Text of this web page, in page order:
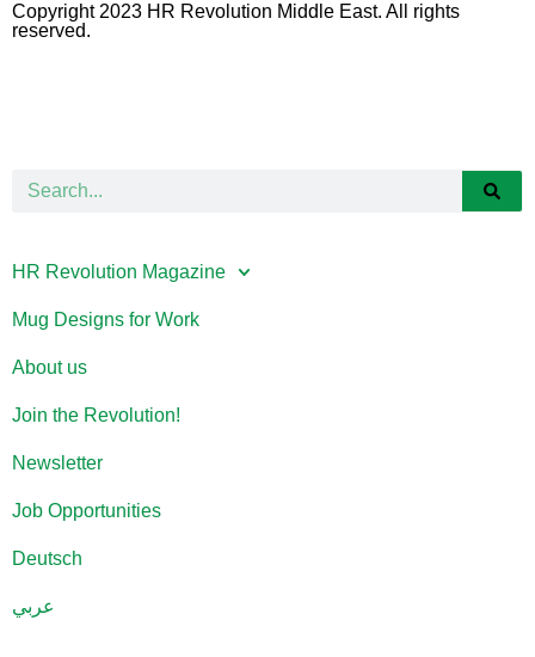
Copyright 2023 HR Revolution Middle East. All rights
reserved.
HR Revolution Magazine
Mug Designs for Work
About us
Join the Revolution!
Newsletter
Job Opportunities
Deutsch
عربي